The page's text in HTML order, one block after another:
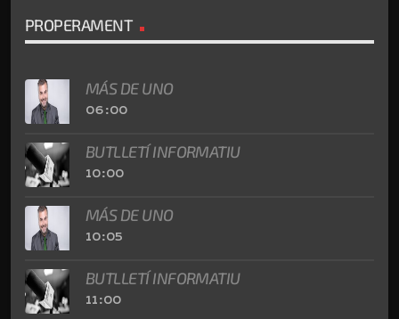
PROPERAMENT
MÁS DE UNO
06:00
BUTLLETÍ INFORMATIU
10:00
MÁS DE UNO
10:05
BUTLLETÍ INFORMATIU
11:00